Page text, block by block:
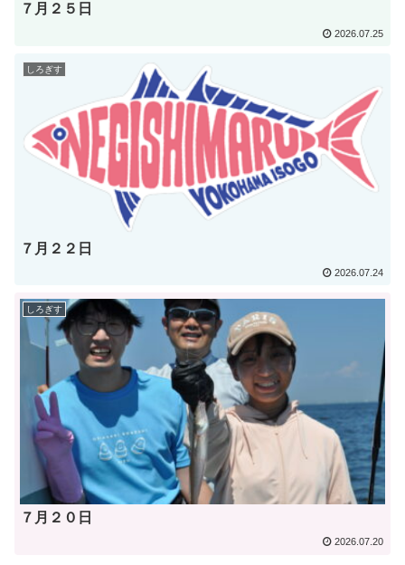
７月２５日
2026.07.25
しろぎす
７月２２日
2026.07.24
しろぎす
７月２０日
2026.07.20